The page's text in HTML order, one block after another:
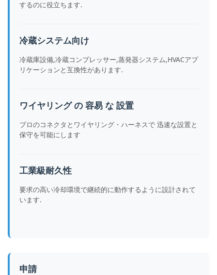
するのに役立ちます.
冷蔵システム向け
冷蔵庫設備,冷蔵コンプレッサー,蒸発器システム,HVACアプ
リケーションと互換性があります.
ワイヤリング の 容易 な 設置
プロのコネクタとワイヤリング・ハーネスで 迅速な設置と
保守を可能にします
工業級耐久性
要求の高い冷却環境で継続的に動作するように設計されて
います.
申請